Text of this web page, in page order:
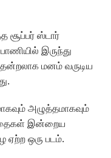
சூப்பர் ஸ்டார்
இருந்து
மனம் வருடிய
அழுத்தமாகவும்
இன்றைய
ஏற்ற ஒரு படம்.